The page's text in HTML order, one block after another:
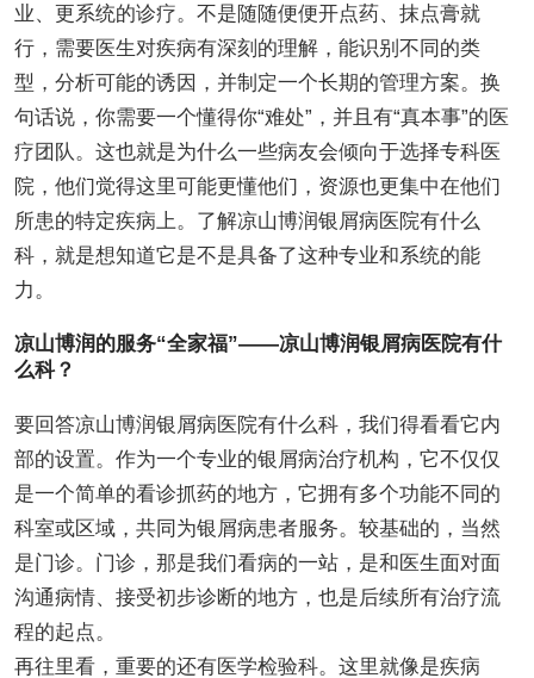
业、更系统的诊疗。不是随随便便开点药、抹点膏就
行，需要医生对疾病有深刻的理解，能识别不同的类
型，分析可能的诱因，并制定一个长期的管理方案。换
句话说，你需要一个懂得你“难处”，并且有“真本事”的医
疗团队。这也就是为什么一些病友会倾向于选择专科医
院，他们觉得这里可能更懂他们，资源也更集中在他们
所患的特定疾病上。了解凉山博润银屑病医院有什么
科，就是想知道它是不是具备了这种专业和系统的能
力。
凉山博润的服务“全家福”——凉山博润银屑病医院有什
么科？
要回答凉山博润银屑病医院有什么科，我们得看看它内
部的设置。作为一个专业的银屑病治疗机构，它不仅仅
是一个简单的看诊抓药的地方，它拥有多个功能不同的
科室或区域，共同为银屑病患者服务。较基础的，当然
是门诊。门诊，那是我们看病的一站，是和医生面对面
沟通病情、接受初步诊断的地方，也是后续所有治疗流
程的起点。
再往里看，重要的还有医学检验科。这里就像是疾病